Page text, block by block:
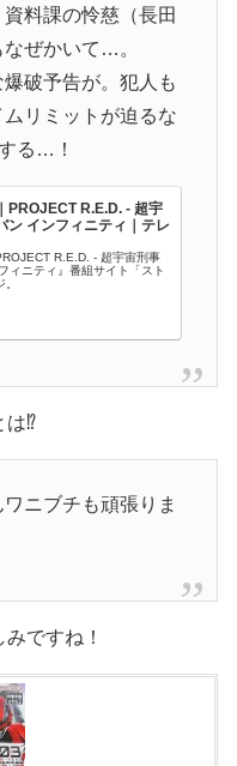
料課の怜慈（長田
ぜかいて…。
破予告が。犯人も
リミットが迫るな
る…！
PROJECT R.E.D. - 超宇
ン インフィニティ｜テレ
R.E.D. - 超宇宙刑事
ィニティ』番組サイト「スト
は⁉
ニブチも頑張りま
ですね！